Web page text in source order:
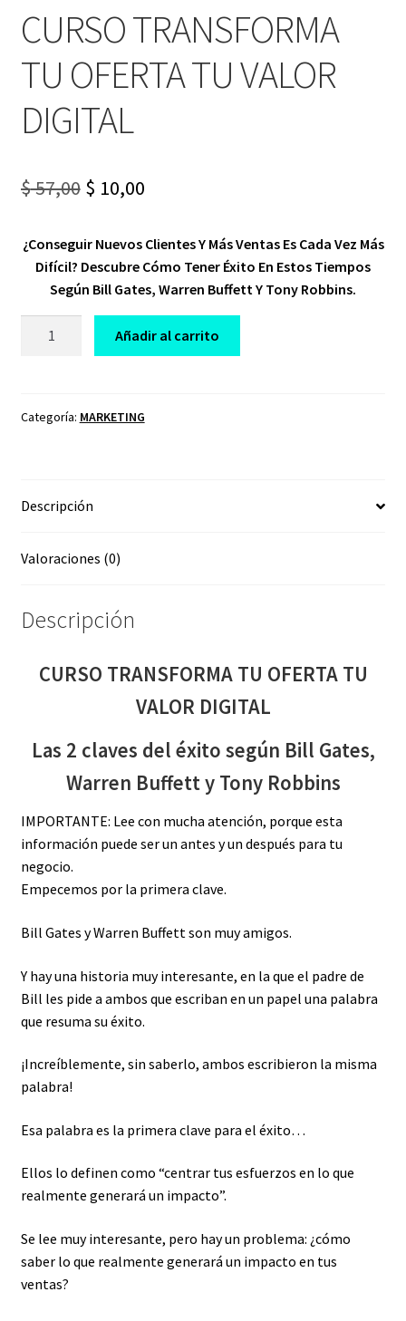
CURSO TRANSFORMA
TU OFERTA TU VALOR
DIGITAL
$57,00 Original
was:
$ 57,00.
$ 10,00Current
is:
$ 10,00.
¿Conseguir Nuevos Clientes Y Más Ventas Es Cada Vez Más
Difícil? Descubre Cómo Tener Éxito En Estos Tiempos
Según Bill Gates, Warren Buffett Y Tony Robbins.
TU
Añadir al carrito
Categoría: MARKETING
Descripción
Valoraciones (0)
Descripción
CURSO TRANSFORMA TU OFERTA TU
VALOR DIGITAL
Las 2 claves del éxito según Bill Gates,
Warren Buffett y Tony Robbins
IMPORTANTE: Lee con mucha atención, porque esta
información puede ser un antes y un después para tu
negocio.
Empecemos por la primera clave.
Bill Gates y Warren Buffett son muy amigos.
Y hay una historia muy interesante, en la que el padre de
Bill les pide a ambos que escriban en un papel una palabra
que resuma su éxito.
¡Increíblemente, sin saberlo, ambos escribieron la misma
palabra!
Esa palabra es la primera clave para el éxito…
Ellos lo definen como “centrar tus esfuerzos en lo que
realmente generará un impacto”.
Se lee muy interesante, pero hay un problema: ¿cómo
saber lo que realmente generará un impacto en tus
ventas?